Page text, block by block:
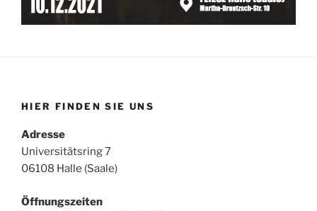
HIER FINDEN SIE UNS
Adresse
Universitätsring 7
06108 Halle (Saale)
Öffnungszeiten